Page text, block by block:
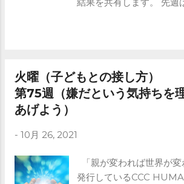
ガをご登録ください。
力(Asking) 具体的なイ
ことです。 なぜなら、
他人とのコミュニケーシ
子どもではありますが、
てを楽しんでください。
ルマガを是非！ https://
火曜（子どもとの接し方）
第75週（嫌だという気持ちを
あげよう）
- 10月 26, 2021
「親が変われば世界が
発行しているCCC